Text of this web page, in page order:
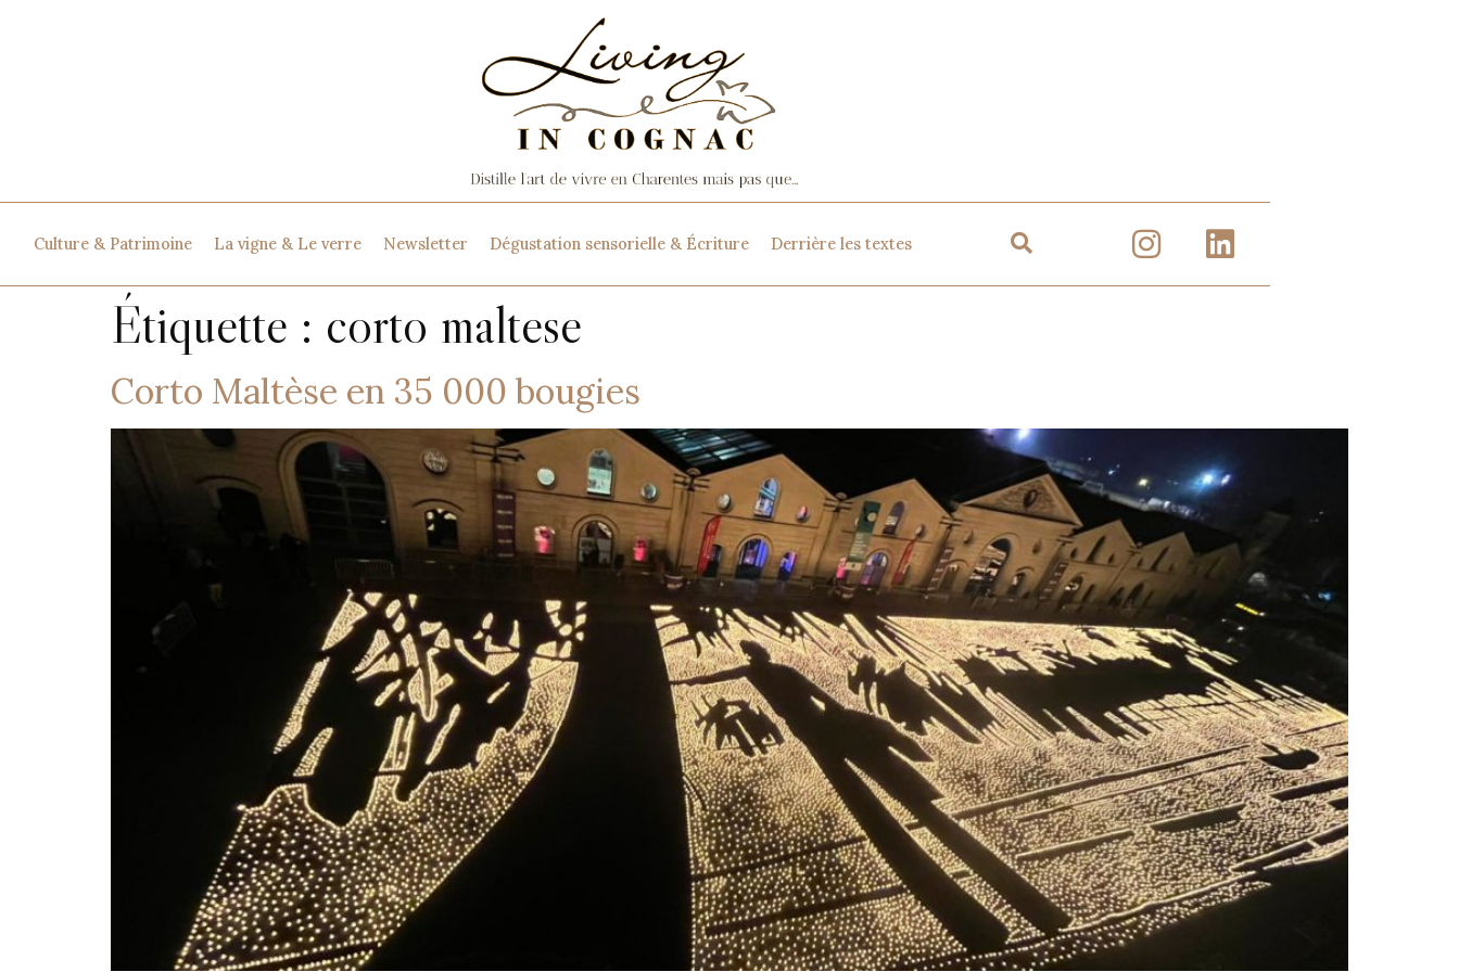
Culture & Patrimoine La vigne & Le verre Newsletter Dégustation sensorielle & Écriture Derrière les textes
Étiquette : corto maltese
Corto Maltèse en 35 000 bougies